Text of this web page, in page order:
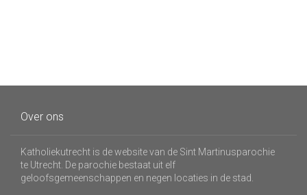
Over ons
Katholiekutrecht is de website van de Sint Martinusparochie
te Utrecht. De parochie bestaat uit elf
geloofsgemeenschappen en negen locaties in de stad.